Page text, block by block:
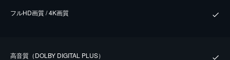
フルHD画質 / 4K画質
⾼⾳質（DOLBY DIGITAL PLUS）